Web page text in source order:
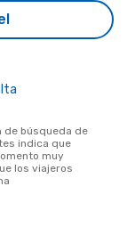
indica que
muy
los viajeros